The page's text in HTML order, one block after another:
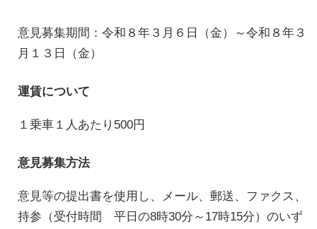
意見募集期間：令和８年３月６日（金）～令和８年３
月１３日（金）
運賃について
１乗車１人あたり500円
意見募集方法
意見等の提出書を使用し、メール、郵送、ファクス、
持参（受付時間 平日の8時30分～17時15分）のいず